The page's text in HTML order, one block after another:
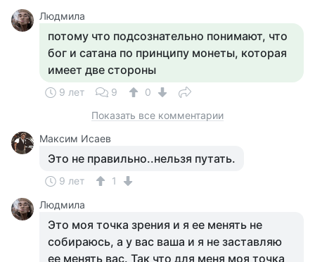
Людмила
потому что подсознательно понимают, что
бог и сатана по принципу монеты, которая
имеет две стороны
9 лет 9
0
Показать все комментарии
Максим Исаев
Это не правильно..нельзя путать.
9 лет
1
Людмила
Это моя точка зрения и я ее менять не
собираюсь, а у вас ваша и я не заставляю
ее менять вас. Так что для меня моя точка